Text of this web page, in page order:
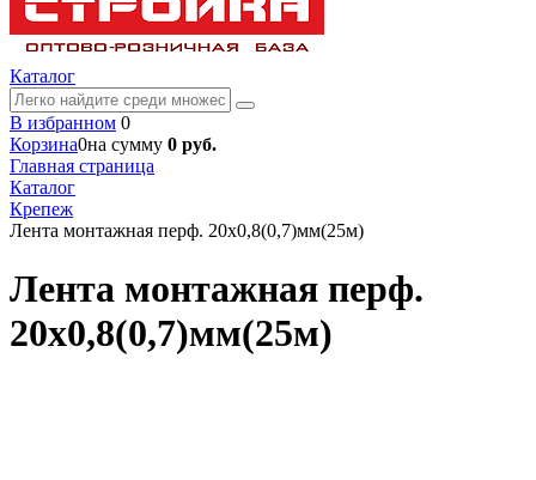
Каталог
В избранном 0
Корзина0на сумму 0 руб.
Главная страница
Каталог
Крепеж
Лента монтажная перф. 20х0,8(0,7)мм(25м)
Лента монтажная перф.
20х0,8(0,7)мм(25м)